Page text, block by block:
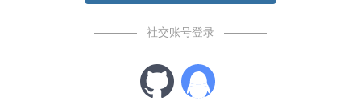
社交账号登录